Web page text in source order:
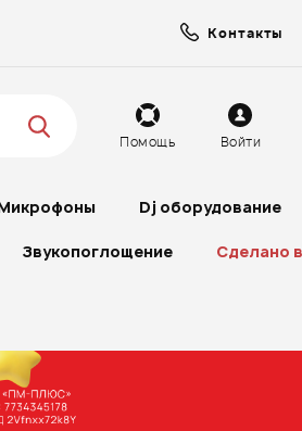
Контакты
Помощь Войти
Dj оборудование
Звукопоглощение Сделано